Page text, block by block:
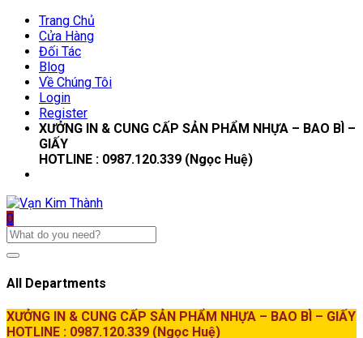
Trang Chủ
Cửa Hàng
Đối Tác
Blog
Về Chúng Tôi
Login
Register
XƯỞNG IN & CUNG CẤP SẢN PHẨM NHỰA – BAO BÌ –
GIẤY
HOTLINE : 0987.120.339 (Ngọc Huệ)
0
All Departments
XƯỞNG IN & CUNG CẤP SẢN PHẨM NHỰA – BAO BÌ – GIẤY
HOTLINE : 0987.120.339 (Ngọc Huệ)